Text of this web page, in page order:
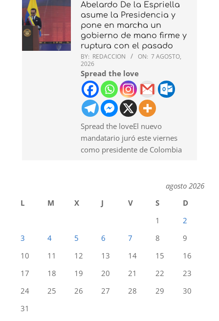
Abelardo De la Espriella
asume la Presidencia y
pone en marcha un
gobierno de mano firme y
ruptura con el pasado
BY: REDACCION ON: 7 AGOSTO,
2026
Spread the love
Spread the loveEl nuevo
mandatario juró este viernes
como presidente de Colombia
agosto 2026
L
M X J V S
D
1
2
3
4 5 6 7 8
9
10
11 12 13 14 15
16
17
18 19 20 21 22
23
24
25 26 27 28 29
30
31